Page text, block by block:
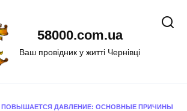
58000.com.ua
Ваш провідник у житті Чернівці
ПОВЫШАЕТСЯ ДАВЛЕНИЕ: ОСНОВНЫЕ ПРИЧИНЫ